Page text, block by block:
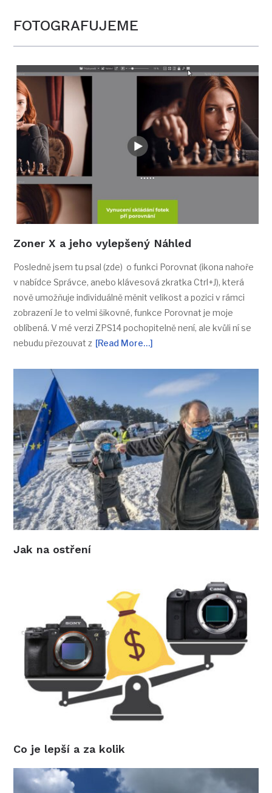
FOTOGRAFUJEME
Zoner X a jeho vylepšený Náhled
Posledně jsem tu psal (zde) o funkci Porovnat (ikona nahoře
v nabídce Správce, anebo klávesová zkratka Ctrl+J), která
nově umožňuje individuálně měnit velikost a pozici v rámci
zobrazení Je to velmi šikovné, funkce Porovnat je moje
oblíbená. V mé verzi ZPS14 pochopitelně není, ale kvůli ní se
nebudu přezouvat z [Read More…]
Jak na ostření
Co je lepší a za kolik